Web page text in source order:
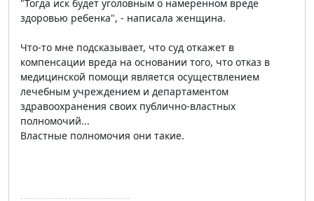
"Тогда иск будет уголовным о намеренном вреде
здоровью ребенка", - написала женщина.
Что-то мне подсказывает, что суд откажет в
компенсации вреда на основании того, что отказ в
медицинской помощи является осуществлением
лечебным учреждением и департаментом
здравоохранения своих публично-властных
полномочий...
Властные полномочия они такие.